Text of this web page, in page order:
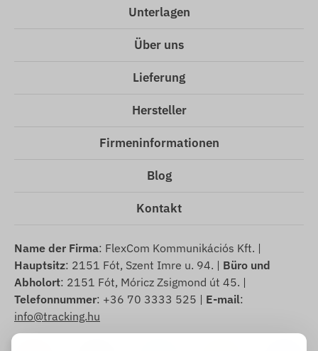
Unterlagen
Über uns
Lieferung
Hersteller
Firmeninformationen
Blog
Kontakt
Name der Firma: FlexCom Kommunikációs Kft. |
Hauptsitz: 2151 Fót, Szent Imre u. 94. | Büro und
Abholort: 2151 Fót, Móricz Zsigmond út 45. |
Telefonnummer: +36 70 3333 525 | E-mail:
info@tracking.hu